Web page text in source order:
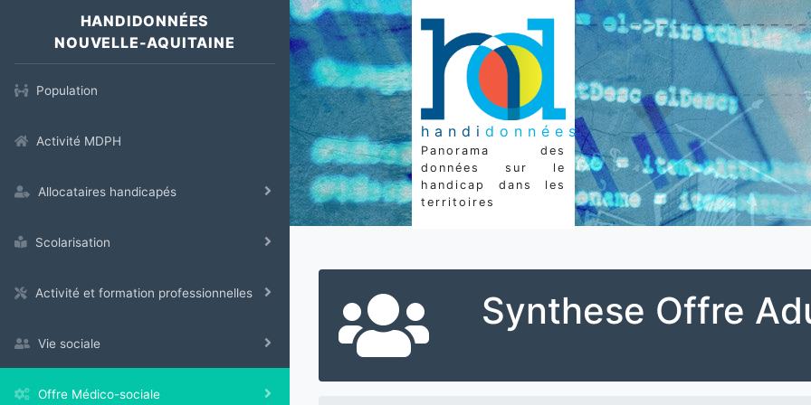
HANDIDONNÉES
NOUVELLE-AQUITAINE
Population
Activité MDPH
Allocataires handicapés
Scolarisation
Activité et formation professionnelles
Vie sociale
Offre Médico-sociale
handi données
Panorama des
données sur le
handicap dans les
territoires
Synthese Offre